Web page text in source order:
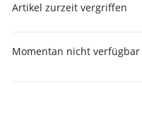
Artikel zurzeit vergriffen
Momentan nicht verfügbar